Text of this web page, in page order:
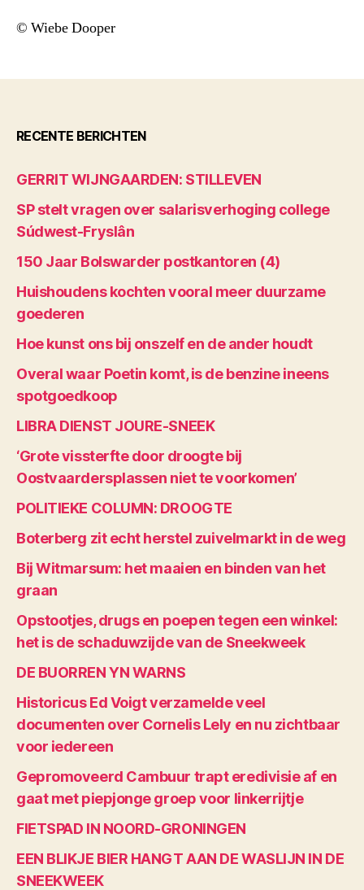
© Wiebe Dooper
RECENTE BERICHTEN
GERRIT WIJNGAARDEN: STILLEVEN
SP stelt vragen over salarisverhoging college
Súdwest-Fryslân
150 Jaar Bolswarder postkantoren (4)
Huishoudens kochten vooral meer duurzame
goederen
Hoe kunst ons bij onszelf en de ander houdt
Overal waar Poetin komt, is de benzine ineens
spotgoedkoop
LIBRA DIENST JOURE-SNEEK
‘Grote vissterfte door droogte bij
Oostvaardersplassen niet te voorkomen’
POLITIEKE COLUMN: DROOGTE
Boterberg zit echt herstel zuivelmarkt in de weg
Bij Witmarsum: het maaien en binden van het
graan
Opstootjes, drugs en poepen tegen een winkel:
het is de schaduwzijde van de Sneekweek
DE BUORREN YN WARNS
Historicus Ed Voigt verzamelde veel
documenten over Cornelis Lely en nu zichtbaar
voor iedereen
Gepromoveerd Cambuur trapt eredivisie af en
gaat met piepjonge groep voor linkerrijtje
FIETSPAD IN NOORD-GRONINGEN
EEN BLIKJE BIER HANGT AAN DE WASLIJN IN DE
SNEEKWEEK